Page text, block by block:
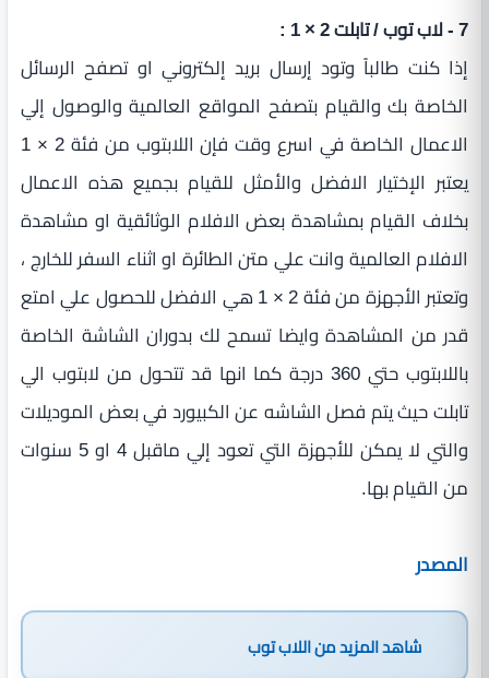
7 - لاب توب / تابلت 2 × 1 :
إذا كنت طالباً وتود إرسال بريد إلكتروني او تصفح الرسائل
الخاصة بك والقيام بتصفح المواقع العالمية والوصول إلي
الاعمال الخاصة في اسرع وقت فإن اللابتوب من فئة 2 × 1
يعتبر الإختيار الافضل والأمثل للقيام بجميع هذه الاعمال
بخلاف القيام بمشاهدة بعض الافلام الوثائقية او مشاهدة
الافلام العالمية وانت علي متن الطائرة او اثناء السفر للخارج ،
وتعتبر الأجهزة من فئة 2 × 1 هي الافضل للحصول علي امتع
قدر من المشاهدة وايضا تسمح لك بدوران الشاشة الخاصة
باللابتوب حتي 360 درجة كما انها قد تتحول من لابتوب الي
تابلت حيث يتم فصل الشاشه عن الكبيورد في بعض الموديلات
والتي لا يمكن للأجهزة التي تعود إلي ماقبل 4 او 5 سنوات
من القيام بها.
المصدر
شاهد المزيد مناللاب توب